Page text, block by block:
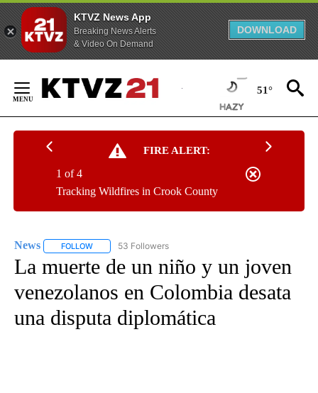
KTVZ News App
Breaking News Alerts
& Video On Demand
DOWNLOAD
Content
51°
FIRE ALERT:
Tracking Wildfires in Crook County
1 of 4
News FOLLOW FOLLOW "NEWS" TO RECEIVE NOTIFICATIONS ABOUT
53 Followers
La muerte de un niño y un joven
venezolanos en Colombia desata
una disputa diplomática